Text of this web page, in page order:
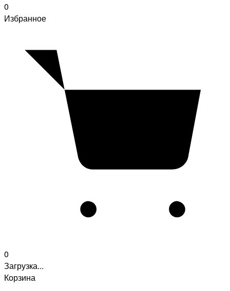
0
Избранное
0
Загрузка...
Корзина